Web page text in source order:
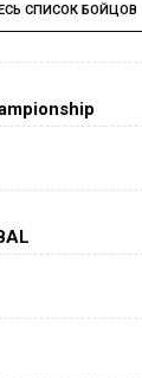
СПИСОК БОЙЦОВ